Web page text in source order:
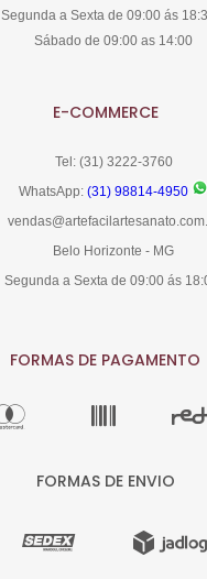
Segunda a Sexta de 09:00 ás
Sábado de 09:00 as 14:00
E-COMMERCE
Tel: (31) 3222-3760
WhatsApp: (31) 98814-4950
Belo Horizonte - MG
Segunda a Sexta de 09:00 ás
FORMAS DE PAGAMENTO
FORMAS DE ENVIO